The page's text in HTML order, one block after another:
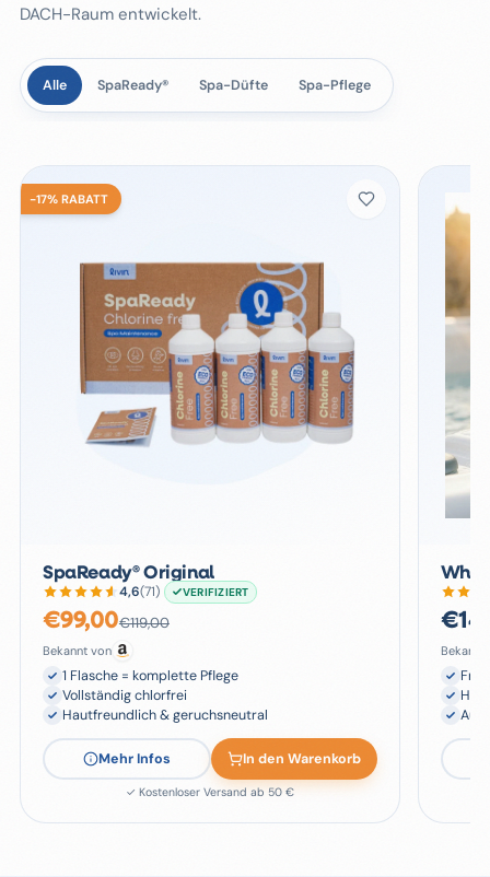
DACH-Raum entwickelt.
Alle SpaReady® Spa-Düfte Spa-Pflege
-17% RABATT
SpaReady® Original
4,6(71) VERIFIZIERT
€99,00€119,00
Bekannt von
1 Flasche = komplette Pflege
Vollständig chlorfrei
Hautfreundlich & geruchsneutral
Mehr Infos In den Warenkorb
✓ Kostenloser Versand ab 50 €
€
Bekannt
Auf